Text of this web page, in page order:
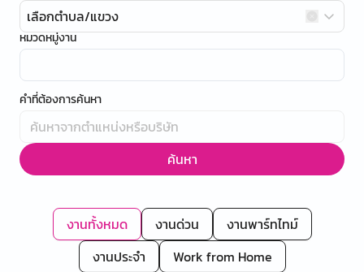
เลือกตำบล/แขวง
หมวดหมู่งาน
คำที่ต้องการค้นหา
ค้นหา
งานทั้งหมด งานด่วน
งานพาร์ทไทม์
งานประจำ
Work from Home